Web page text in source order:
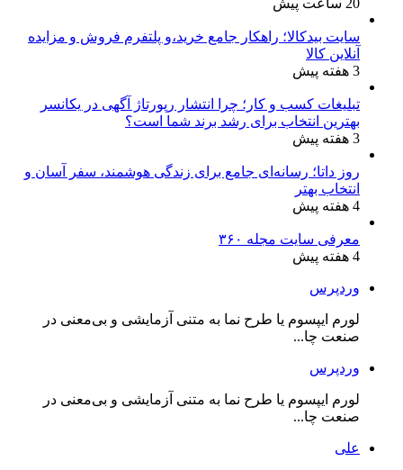
سایت بیدکالا؛ راهکار جامع خرید،و پلتفرم فروش و مزایده
آنلاین کالا
3 هفته پیش
تبلیغات کسب و کار؛ چرا انتشار رپورتاژ آگهی در یکانسر
بهترین انتخاب برای رشد برند شما است؟
3 هفته پیش
روز داتا؛ رسانه‌ای جامع برای زندگی هوشمند، سفر آسان و
انتخاب بهتر
4 هفته پیش
معرفی سایت مجله ۳۶۰
4 هفته پیش
وردپرس
لورم ایپسوم یا طرح‌ نما به متنی آزمایشی و بی‌معنی در
صنعت چا...
وردپرس
لورم ایپسوم یا طرح‌ نما به متنی آزمایشی و بی‌معنی در
صنعت چا...
علی